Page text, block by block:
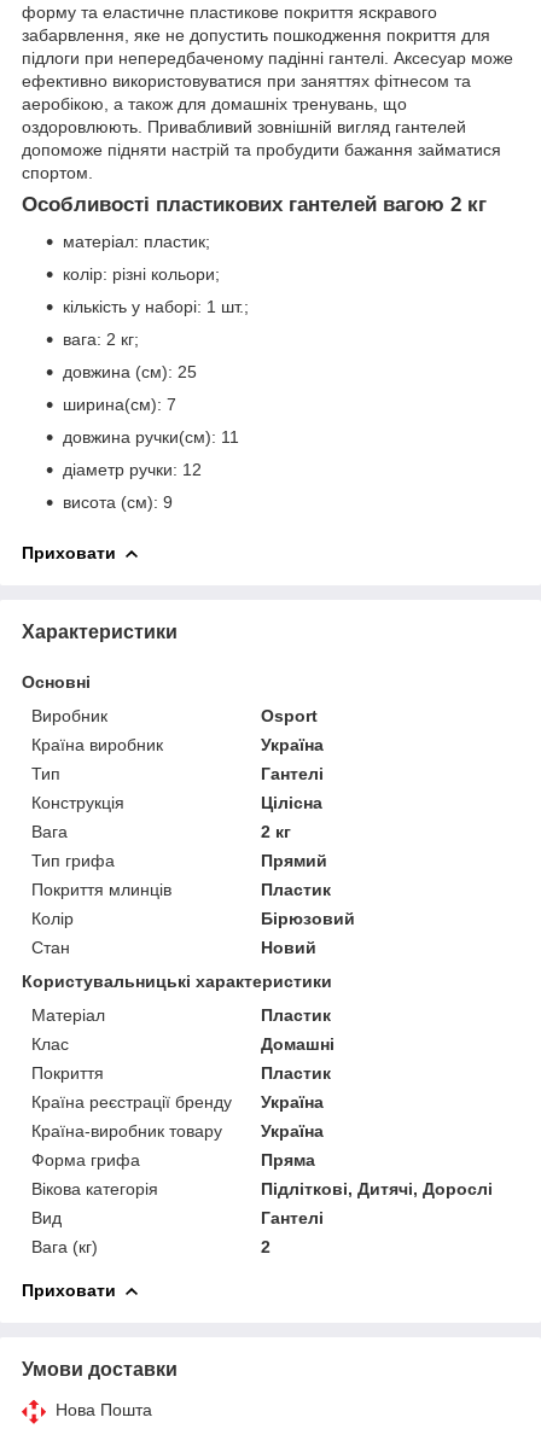
форму та еластичне пластикове покриття яскравого
забарвлення, яке не допустить пошкодження покриття для
підлоги при непередбаченому падінні гантелі. Аксесуар може
ефективно використовуватися при заняттях фітнесом та
аеробікою, а також для домашніх тренувань, що
оздоровлюють. Привабливий зовнішній вигляд гантелей
допоможе підняти настрій та пробудити бажання займатися
спортом.
Особливості пластикових гантелей вагою 2 кг
матеріал: пластик;
колір: різні кольори;
кількість у наборі: 1 шт.;
вага: 2 кг;
довжина (см): 25
ширина(см): 7
довжина ручки(см): 11
діаметр ручки: 12
висота (см): 9
Приховати
Характеристики
Основні
Виробник
Osport
Країна виробник
Україна
Тип
Гантелі
Конструкція
Цілісна
Вага
2 кг
Тип грифа
Прямий
Покриття млинців
Пластик
Колір
Бірюзовий
Стан
Новий
Користувальницькі характеристики
Матеріал
Пластик
Клас
Домашні
Покриття
Пластик
Країна реєстрації бренду
Україна
Країна-виробник товару
Україна
Форма грифа
Пряма
Вікова категорія
Підліткові, Дитячі, Дорослі
Вид
Гантелі
Вага (кг)
2
Приховати
Умови доставки
Нова Пошта